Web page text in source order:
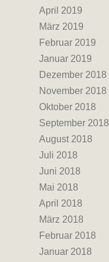
April 2019
März 2019
Februar 2019
Januar 2019
Dezember 2018
November 2018
Oktober 2018
September 2018
August 2018
Juli 2018
Juni 2018
Mai 2018
April 2018
März 2018
Februar 2018
Januar 2018